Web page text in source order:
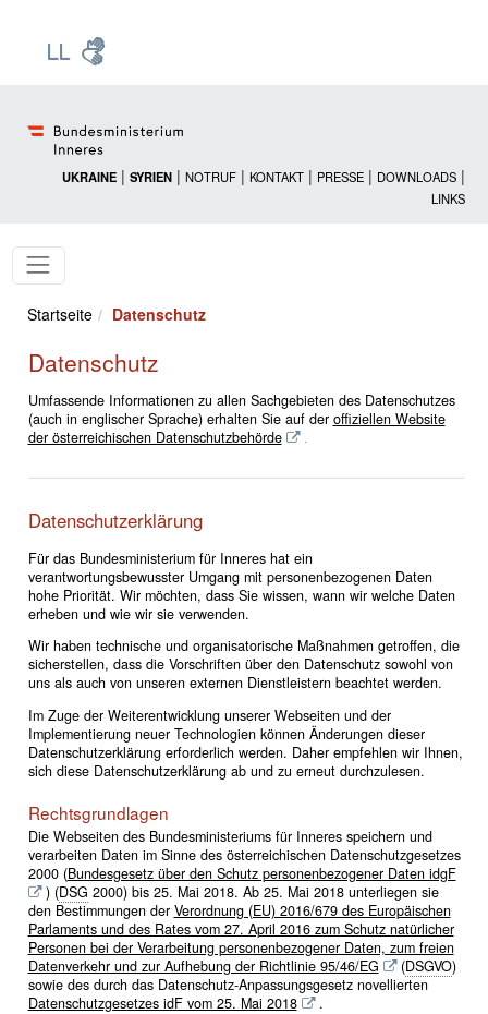
UKRAINE | SYRIEN | NOTRUF | KONTAKT | PRESSE | DOWNLOADS |
LINKS
Startseite Datenschutz
Datenschutz
Umfassende Informationen zu allen Sachgebieten des Datenschutzes
(auch in englischer Sprache) erhalten Sie auf der offiziellen Website
der österreichischen Datenschutzbehörde
.
Datenschutzerklärung
Für das Bundesministerium für Inneres hat ein
verantwortungsbewusster Umgang mit personenbezogenen Daten
hohe Priorität. Wir möchten, dass Sie wissen, wann wir welche Daten
erheben und wie wir sie verwenden.
Wir haben technische und organisatorische Maßnahmen getroffen, die
sicherstellen, dass die Vorschriften über den Datenschutz sowohl von
uns als auch von unseren externen Dienstleistern beachtet werden.
Im Zuge der Weiterentwicklung unserer Webseiten und der
Implementierung neuer Technologien können Änderungen dieser
Datenschutzerklärung erforderlich werden. Daher empfehlen wir Ihnen,
sich diese Datenschutzerklärung ab und zu erneut durchzulesen.
Rechtsgrundlagen
Die Webseiten des Bundesministeriums für Inneres speichern und
verarbeiten Daten im Sinne des österreichischen Datenschutzgesetzes
2000 (Bundesgesetz über den Schutz personenbezogener Daten idgF
) (DSG 2000) bis 25. Mai 2018. Ab 25. Mai 2018 unterliegen sie
den Bestimmungen der Verordnung (EU) 2016/679 des Europäischen
Parlaments und des Rates vom 27. April 2016 zum Schutz natürlicher
Personen bei der Verarbeitung personenbezogener Daten, zum freien
Datenverkehr und zur Aufhebung der Richtlinie 95/46/EG
(DSGVO)
sowie des durch das Datenschutz-Anpassungsgesetz novellierten
Datenschutzgesetzes idF vom 25. Mai 2018
.